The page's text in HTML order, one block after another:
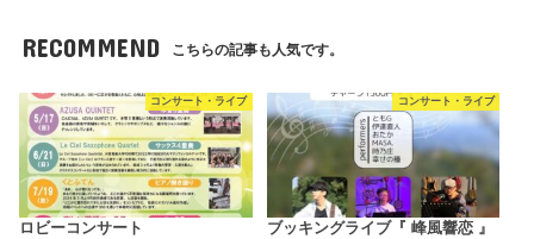
RECOMMEND こちらの記事も人気です。
コンサート・ライブ
ロビーコンサート
コンサート・ライブ
ブッキングライブ『 峰風響恋 』